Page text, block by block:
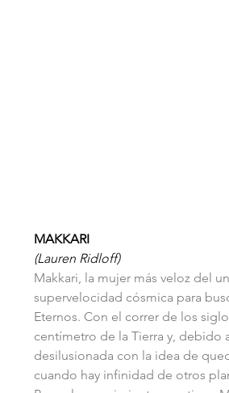
MAKKARI
(Lauren Ridloff)
Makkari, la mujer más veloz del
supervelocidad cósmica para
Eternos. Con el correr de los
centímetro de la Tierra y, debido
desilusionada con la idea de
cuando hay infinidad de otros